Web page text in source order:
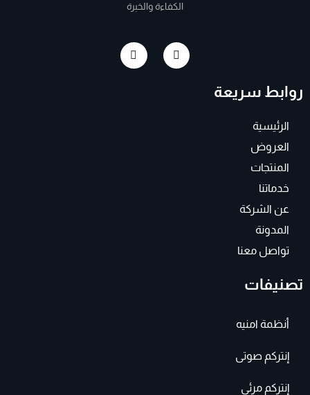
الكفاءة والخبرة
F
a
c
I
n
s
روابط سريعة
الرئيسية
العروض
المنتجات
خدماتنا
عن الشركة
المدونة
تواصل معنا
تصنيفات
أنظمة امنيه
إنتركم صوتى
إنتركم مرئى